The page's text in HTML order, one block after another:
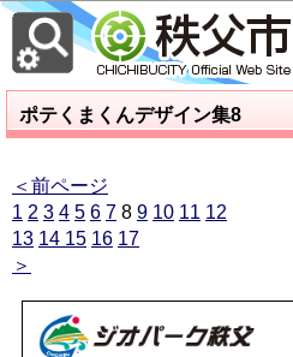
ポテくまくんデザイン集8
＜前ページ
1 2 3 4 5 6 7 8 9 10 11 12
13 14 15 16 17
＞